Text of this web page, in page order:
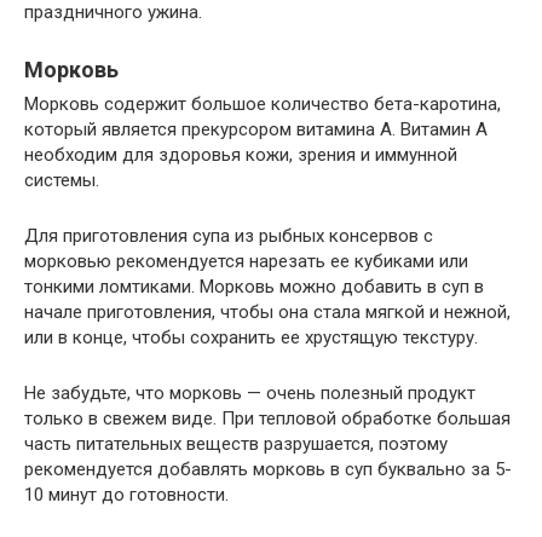
праздничного ужина.
Морковь
Морковь содержит большое количество бета-каротина,
который является прекурсором витамина А. Витамин А
необходим для здоровья кожи, зрения и иммунной
системы.
Для приготовления супа из рыбных консервов с
морковью рекомендуется нарезать ее кубиками или
тонкими ломтиками. Морковь можно добавить в суп в
начале приготовления, чтобы она стала мягкой и нежной,
или в конце, чтобы сохранить ее хрустящую текстуру.
Не забудьте, что морковь — очень полезный продукт
только в свежем виде. При тепловой обработке большая
часть питательных веществ разрушается, поэтому
рекомендуется добавлять морковь в суп буквально за 5-
10 минут до готовности.